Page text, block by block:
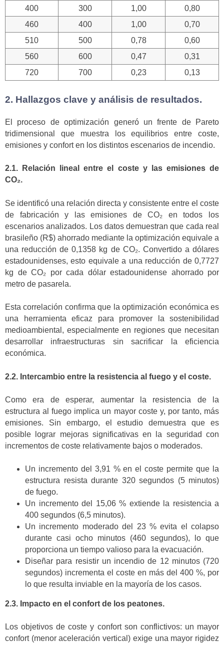
400 300 1,00
0,80
460
400 1,00
0,70
510
500 0,78
0,60
560
600 0,47
0,31
720
700 0,23 0,13
2. Hallazgos clave y análisis de resultados.
El proceso de optimización generó un frente de Pareto
tridimensional que muestra los equilibrios entre coste,
emisiones y confort en los distintos escenarios de incendio.
2.1. Relación lineal entre el coste y las emisiones de
CO₂.
Se identificó una relación directa y consistente entre el coste
de fabricación y las emisiones de CO₂ en todos los
escenarios analizados. Los datos demuestran que cada real
brasileño (R$) ahorrado mediante la optimización equivale a
una reducción de 0,1358 kg de CO₂. Convertido a dólares
estadounidenses, esto equivale a una reducción de 0,7727
kg de CO₂ por cada dólar estadounidense ahorrado por
metro de pasarela.
Esta correlación confirma que la optimización económica es
una herramienta eficaz para promover la sostenibilidad
medioambiental, especialmente en regiones que necesitan
desarrollar infraestructuras sin sacrificar la eficiencia
económica.
2.2. Intercambio entre la resistencia al fuego y el coste.
Como era de esperar, aumentar la resistencia de la
estructura al fuego implica un mayor coste y, por tanto, más
emisiones. Sin embargo, el estudio demuestra que es
posible lograr mejoras significativas en la seguridad con
incrementos de coste relativamente bajos o moderados.
Un incremento del 3,91 % en el coste permite que la
estructura resista durante 320 segundos (5 minutos)
de fuego.
Un incremento del 15,06 % extiende la resistencia a
400 segundos (6,5 minutos).
Un incremento moderado del 23 % evita el colapso
durante casi ocho minutos (460 segundos), lo que
proporciona un tiempo valioso para la evacuación.
Diseñar para resistir un incendio de 12 minutos (720
segundos) incrementa el coste en más del 400 %, por
lo que resulta inviable en la mayoría de los casos.
2.3. Impacto en el confort de los peatones.
Los objetivos de coste y confort son conflictivos: un mayor
confort (menor aceleración vertical) exige una mayor rigidez